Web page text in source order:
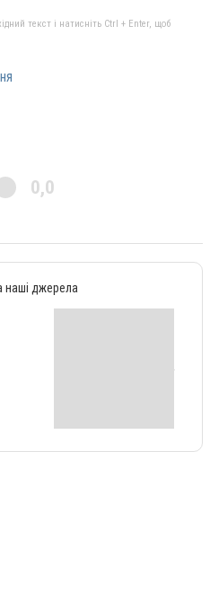
текст і натисніть Ctrl + Enter, щоб
0,0
наші джерела